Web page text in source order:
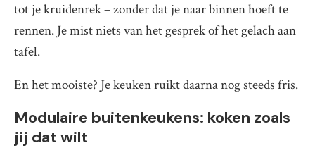
tot je kruidenrek – zonder dat je naar binnen hoeft te
rennen. Je mist niets van het gesprek of het gelach aan
tafel.
En het mooiste? Je keuken ruikt daarna nog steeds fris.
Modulaire buitenkeukens: koken zoals
jij dat wilt